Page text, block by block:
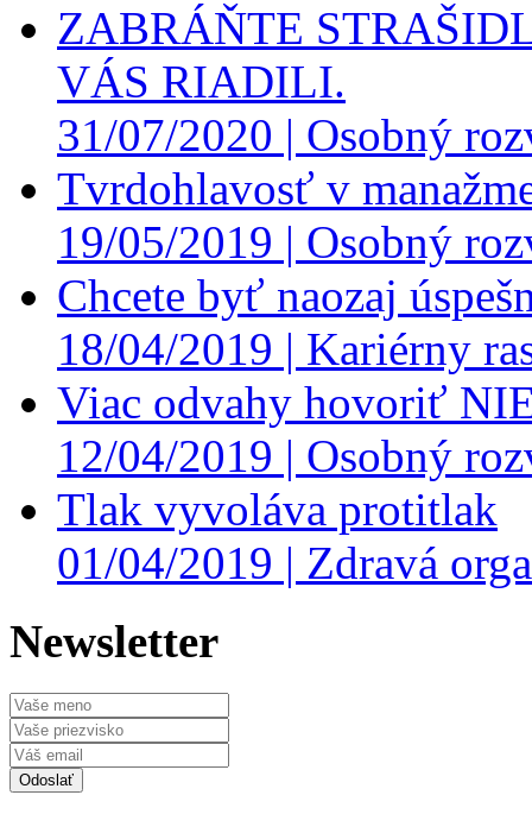
ZABRÁŇTE
VÁS RIADILI.
31/07/2020 | Osobný
Tvrdohlavosť v
19/05/2019 | Osobný
Chcete byť naozaj
18/04/2019 | Kariérny
Viac odvahy hovoriť
12/04/2019 | Osobný
Tlak vyvoláva protitlak
01/04/2019 | Zdravá
Newsletter